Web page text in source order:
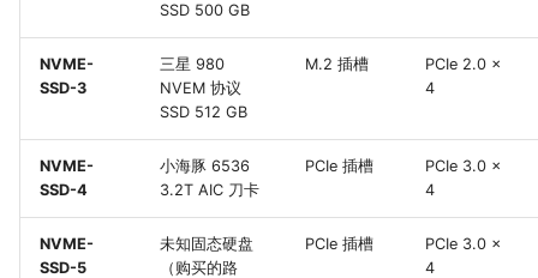
SSD 500 GB
NVME-
SSD-3
三星 980
NVEM 协议
SSD 512 GB
M.2 插槽
PCIe 2.0 ×
4
NVME-
SSD-4
小海豚 6536
3.2T AIC 刀卡
PCIe 插槽
PCIe 3.0 ×
4
NVME-
SSD-5
未知固态硬盘
（购买的路
PCIe 插槽
PCIe 3.0 ×
4